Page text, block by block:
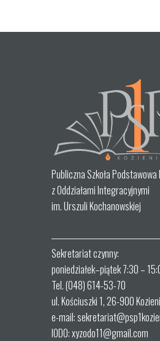
Publiczna Szkoła Podstawowa
z Oddziałami Integracyjnymi
im. Urszuli Kochanowskiej
Sekretariat czynny:
poniedziałek–piątek 7:30 –
Tel. (048) 614-53-70
ul. Kościuszki 1, 26-900
e-mail:
IODO: xyzodo11@gmail.com